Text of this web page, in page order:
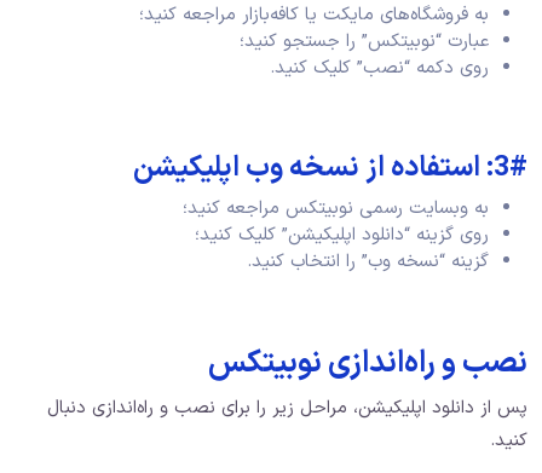
به فروشگاه‌های مایکت یا کافه‌بازار مراجعه کنید؛
عبارت “نوبیتکس” را جستجو کنید؛
روی دکمه “نصب” کلیک کنید.
3#: استفاده از نسخه وب اپلیکیشن
به وبسایت رسمی نوبیتکس مراجعه کنید؛
روی گزینه “دانلود اپلیکیشن” کلیک کنید؛
گزینه “نسخه وب” را انتخاب کنید.
نصب و راه‌اندازی نوبیتکس
پس از دانلود اپلیکیشن، مراحل زیر را برای نصب و راه‌اندازی دنبال
کنید.